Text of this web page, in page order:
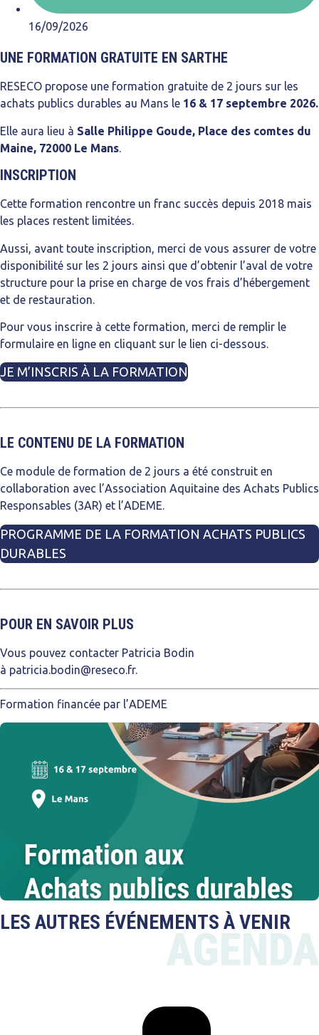
16/09/2026
UNE FORMATION GRATUITE EN SARTHE
RESECO propose une formation gratuite de 2 jours sur les
achats publics durables au Mans le 16 & 17 septembre 2026.
Elle aura lieu à Salle Philippe Goude, Place des comtes du
Maine, 72000 Le Mans.
INSCRIPTION
Cette formation rencontre un franc succès depuis 2018 mais
les places restent limitées.
Aussi, avant toute inscription, merci de vous assurer de votre
disponibilité sur les 2 jours ainsi que d’obtenir l’aval de votre
structure pour la prise en charge de vos frais d’hébergement
et de restauration.
Pour vous inscrire à cette formation, merci de remplir le
formulaire en ligne en cliquant sur le lien ci-dessous.
JE M’INSCRIS À LA FORMATION
LE CONTENU DE LA FORMATION
Ce module de formation de 2 jours a été construit en
collaboration avec l’Association Aquitaine des Achats Publics
Responsables (3AR) et l’ADEME.
PROGRAMME DE LA FORMATION ACHATS PUBLICS
DURABLES
POUR EN SAVOIR PLUS
Vous pouvez contacter Patricia Bodin
à patricia.bodin@reseco.fr.
Formation financée par l’ADEME
LES AUTRES ÉVÉNEMENTS À VENIR
AGENDA